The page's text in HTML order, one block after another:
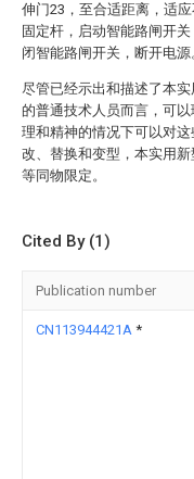
伸门23，至合适距离，适
固定杆，启动智能路闸开
闭智能路闸开关，断开电源
尽管已经示出和描述了本
的普通技术人员而言，可
理和精神的情况下可以对
改、替换和变型，本实用
等同物限定。
Cited By (1)
Publication number
CN113944421A *